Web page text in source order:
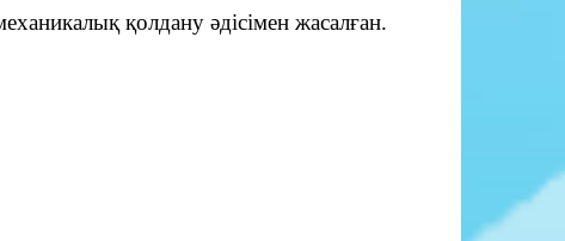
қолдану әдісімен жасалған.